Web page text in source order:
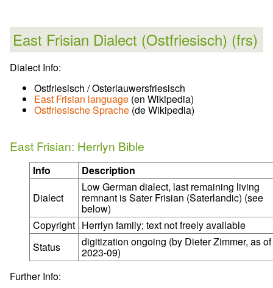
East Frisian Dialect (Ostfriesisch) (frs)
Dialect Info:
Ostfriesisch / Osterlauwersfriesisch
East Frisian language (en Wikipedia)
Ostfriesische Sprache (de Wikipedia)
East Frisian: Herrlyn Bible
Info
Description
Dialect
Low German dialect, last remaining living
remnant is Sater Frisian (Saterlandic) (see
below)
Copyright Herrlyn family; text not freely available
Status
digitization ongoing (by Dieter Zimmer, as of
2023-09)
Further Info: